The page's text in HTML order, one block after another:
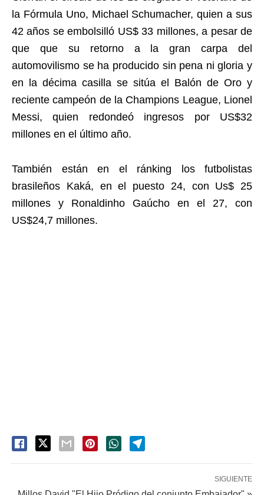
la Fórmula Uno, Michael Schumacher, quien a sus
42 años se embolsilló US$ 33 millones, a pesar de
que que su retorno a la gran carpa del
automovilismo se ha producido sin pena ni gloria y
en la décima casilla se sitúa el Balón de Oro y
reciente campeón de la Champions League, Lionel
Messi, quien redondeó ingresos por US$32
millones en el último año.
También están en el ránking los futbolistas
brasileños Kaká, en el puesto 24, con Us$ 25
millones y Ronaldinho Gaúcho en el 27, con
US$24,7 millones.
SIGUIENTE